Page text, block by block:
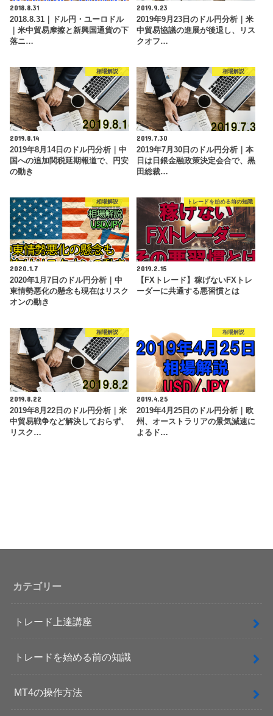
2018.8.31
2018.8.31｜ドル円・ユーロドル
｜米中貿易摩擦と新興国通貨の下
落ニ…
2019.9.23
2019年9月23日のドル円分析｜米
中貿易協議の進展が後退し、リス
クオフ…
相場解説
2019.8.14
2019年8月14日のドル円分析｜中
国への追加関税延期報道で、円安
の動き
相場解説
2019.7.30
2019年7月30日のドル円分析｜本
日は日銀金融政策決定会合で、黒
田総裁…
相場解説
2020.1.7
2020年1月7日のドル円分析｜中
東情勢悪化の懸念も現在はリスク
オンの動き
トレードを始める前の知識
2019.2.15
【FXトレード】稼げないFXトレ
ーダーに共通する悪習慣とは
相場解説
2019.8.22
2019年8月22日のドル円分析｜米
中貿易戦争など解決しておらず、
リスク…
相場解説
2019.4.25
2019年4月25日のドル円分析｜欧
州、オーストラリアの景気減速に
よるド…
カテゴリー
トレード上達講座
トレードを始める前の知識
MT4の操作方法